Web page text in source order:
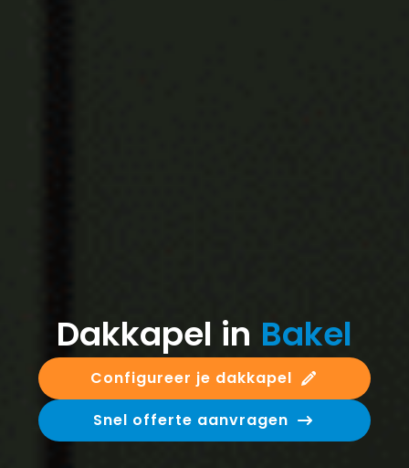
Dakkapel in Bakel
Configureer je dakkapel
Snel offerte aanvragen